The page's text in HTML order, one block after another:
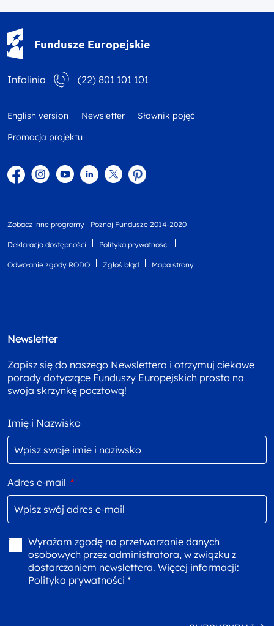
Fundusze Europejskie
Infolinia (22) 801 101 101
English version Newsletter
Słownik pojęć
Promocja projektu
FacebookInstagram
YouTubeLinkedintwitterPinterest
Zobacz inne programy Poznaj Fundusze 2014-2020
Deklaracja dostępności Polityka prywatności
Odwołanie zgody RODO Zgłoś błąd Mapa strony
Newsletter
Zapisz się do naszego Newslettera i otrzymuj ciekawe
porady dotyczące Funduszy Europejskich prosto na
swoja skrzynkę pocztową!
Imię i Nazwisko
Adres e-mail *
Wyrażam zgodę na przetwarzanie danych
osobowych przez administratora, w związku z
dostarczaniem newslettera. Więcej informacji:
Polityka prywatności *